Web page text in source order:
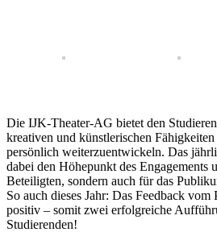
Die IJK-Theater-AG bietet den
kreativen und künstlerischen
persönlich weiterzuentwickeln. Das
dabei den Höhepunkt des Engagements
Beteiligten, sondern auch für das
So auch dieses Jahr: Das Feedback
positiv – somit zwei erfolgreiche
Studierenden!